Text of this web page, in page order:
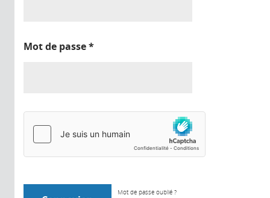
Mot de passe*
Mot de passe oublié ?